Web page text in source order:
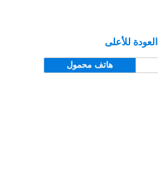
العودة للأعلى
هاتف محمول